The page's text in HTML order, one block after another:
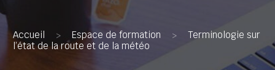
Accueil > Espace de formation >
Terminologie sur
l’état de la route et de la météo